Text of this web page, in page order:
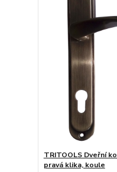
TRITOOLS Dveřní
pravá klika, koule